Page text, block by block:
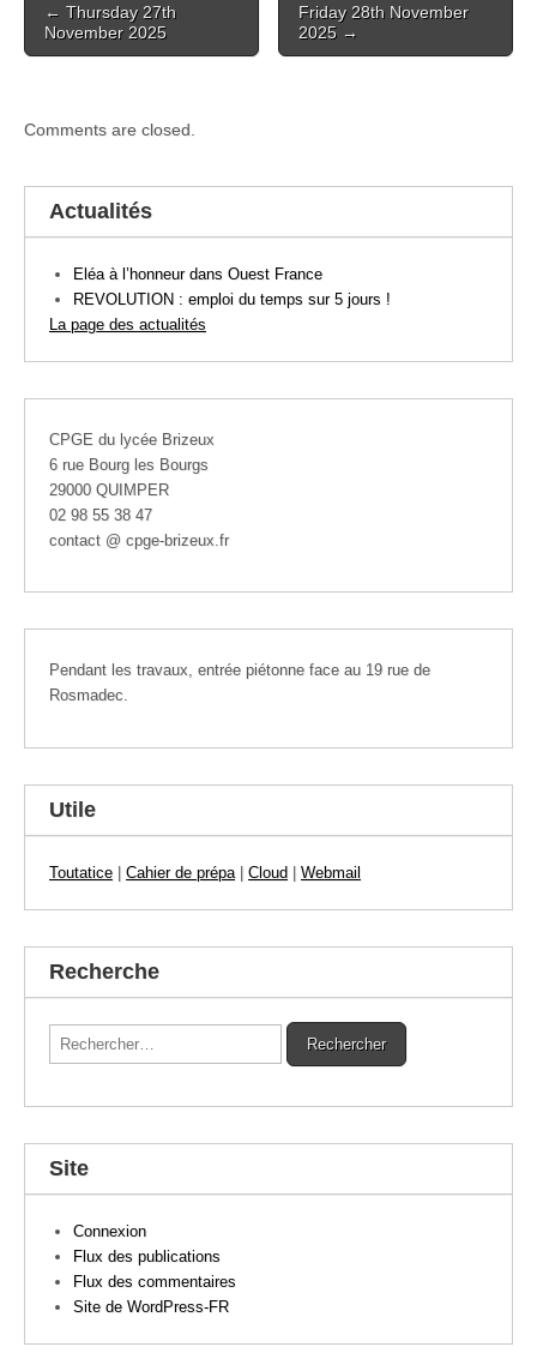
navigation
← Thursday 27th
November 2025
Friday 28th November
2025 →
Comments are closed.
Actualités
Eléa à l’honneur dans Ouest France
REVOLUTION : emploi du temps sur 5 jours !
La page des actualités
CPGE du lycée Brizeux
6 rue Bourg les Bourgs
29000 QUIMPER
02 98 55 38 47
contact @ cpge-brizeux.fr
Pendant les travaux, entrée piétonne face au 19 rue de
Rosmadec.
Utile
Toutatice Cahier de prépa| Cloud Webmail
Recherche
Rechercher :
Site
Connexion
Flux des publications
Flux des commentaires
Site de WordPress-FR